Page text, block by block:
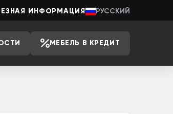
ИНФОРМАЦИЯ РУССКИЙ
МЕБЕЛЬ В КРЕДИТ